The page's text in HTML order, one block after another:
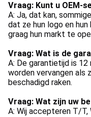
Vraag: Kunt u OEM-
A: Ja, dat kan,
dat ze hun logo en hun
graag hun markt te
Vraag: Wat is de
A: De garantietijd is 12
worden vervangen als
beschadigd raken.
Vraag: Wat zijn uw
A: Wij accepteren T/T,